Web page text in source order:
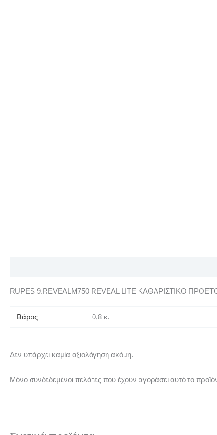
RUPES 9.REVEALM750 REVEAL LITE ΚΑΘΑΡΙΣΤΙΚΟ
Βάρος 0,8 κ.
Δεν υπάρχει καμία αξιολόγηση ακόμη.
Μόνο συνδεδεμένοι πελάτες που έχουν αγοράσει αυτό το